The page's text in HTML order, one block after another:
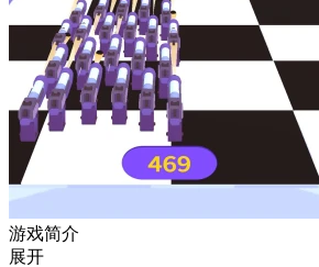
游戏简介
展开